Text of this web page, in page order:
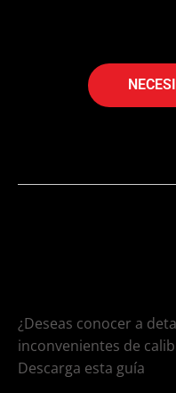
¿Deseas conocer a
inconvenientes de
Descarga esta guía